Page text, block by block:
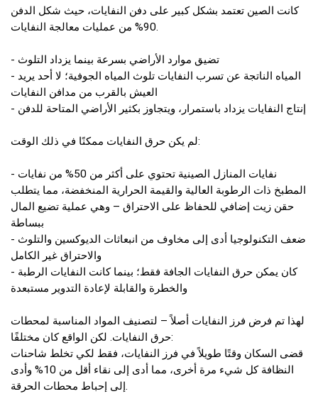
كانت الصين تعتمد بشكل كبير على دفن النفايات، حيث شكل الدفن
90% من عمليات معالجة النفايات.
- تضيق موارد الأراضي بسرعة بينما يزداد التلوث
- المياه الناتجة عن تسرب النفايات تلوث المياه الجوفية؛ لا أحد يريد
العيش بالقرب من مدافن النفايات
- إنتاج النفايات يزداد باستمرار، ويتجاوز بكثير الأراضي المتاحة للدفن
لم يكن حرق النفايات ممكنًا في ذلك الوقت:
- نفايات المنازل الصينية تحتوي على أكثر من 50% من نفايات
المطبخ ذات الرطوبة العالية والقيمة الحرارية المنخفضة، مما يتطلب
حقن زيت إضافي للحفاظ على الاحتراق – وهي عملية تضيع المال
ببساطة
- ضعف التكنولوجيا أدى إلى مخاوف من انبعاثات الديوكسين والتلوث
والاحتراق غير الكامل
- كان يمكن حرق النفايات الجافة فقط؛ بينما كانت النفايات الرطبة
والخطرة والقابلة لإعادة التدوير مستبعدة
لهذا تم فرض فرز النفايات أصلاً – لتصنيف المواد المناسبة لمحطات
حرق النفايات. لكن الواقع كان مختلفًا:
قضى السكان وقتًا طويلاً في فرز النفايات، فقط لكي تخلط شاحنات
النظافة كل شيء مرة أخرى، مما أدى إلى نقاء أقل من 10% وأدى
إلى إحباط محطات الحرقة.